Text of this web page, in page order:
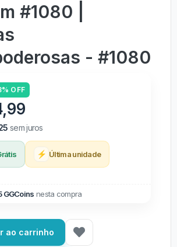
#1080 |
- #1080
OFF
sem juros
⚡ Última unidade
GGCoins nesta compra
ao carrinho